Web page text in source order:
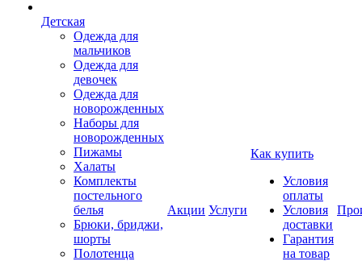
Детская
Одежда для
мальчиков
Одежда для
девочек
Одежда для
новорожденных
Наборы для
новорожденных
Пижамы
Халаты
Комплекты
постельного
белья
Брюки, бриджи,
шорты
Полотенца
Акции Услуги
Как купить
Условия
оплаты
Условия
доставки
Гарантия
на товар